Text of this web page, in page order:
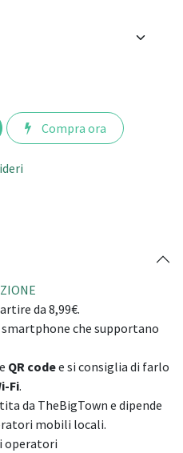
Compra ora
da 8,99€.
che supportano
QR codee si consiglia di farlo
Fi.
da TheBigTown e dipende
mobili locali.
operatori